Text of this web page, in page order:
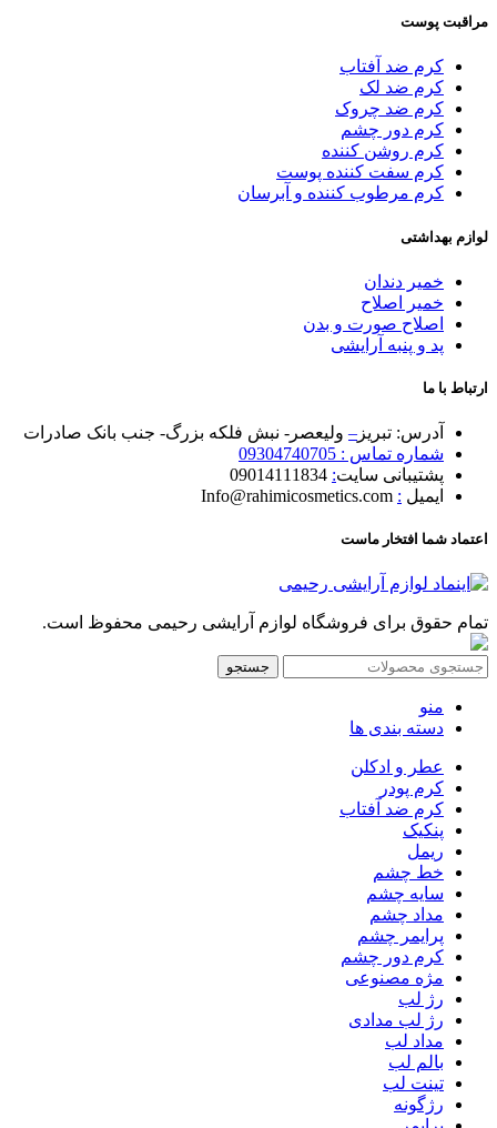
مراقبت پوست
کرم ضد آفتاب
کرم ضد لک
کرم ضد چروک
کرم دور چشم
کرم روشن کننده
کرم سفت کننده پوست
کرم مرطوب کننده و آبرسان
لوازم بهداشتی
خمیر دندان
خمیر اصلاح
اصلاح صورت و بدن
پد و پنبه آرایشی
ارتباط با ما
آدرس: تبریز – ولیعصر- نبش فلکه بزرگ- جنب بانک صادرات
شماره تماس : 09304740705
پشتیبانی سایت:
ایمیل :
اعتماد شما افتخار ماست
تمام حقوق برای فروشگاه لوازم آرایشی رحیمی محفوظ است.
جستجو
منو
دسته بندی ها
عطر و ادکلن
کرم پودر
کرم ضد آفتاب
پنکیک
ریمل
خط چشم
سایه چشم
مداد چشم
پرایمر چشم
کرم دور چشم
مژه مصنوعی
رژ لب
رژ لب مدادی
مداد لب
بالم لب
تینت لب
رژگونه